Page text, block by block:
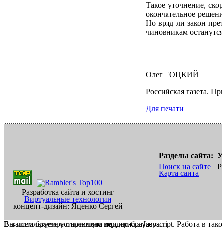
Такое уточнение,
окончательное
Но вряд ли закон
чиновникам
Олег ТОЦКИЙ
Российская газета.
Для печати
Разработка сайта и хостинг
Виртуальные технологии
концепт-дизайн: Яценко Сергей
Разделы сайта:
Поиск на сайте
Карта сайта
В вашем браузере отключена поддержка Jasvscript. Работа в
Вы используете устаревшую версию браузера.